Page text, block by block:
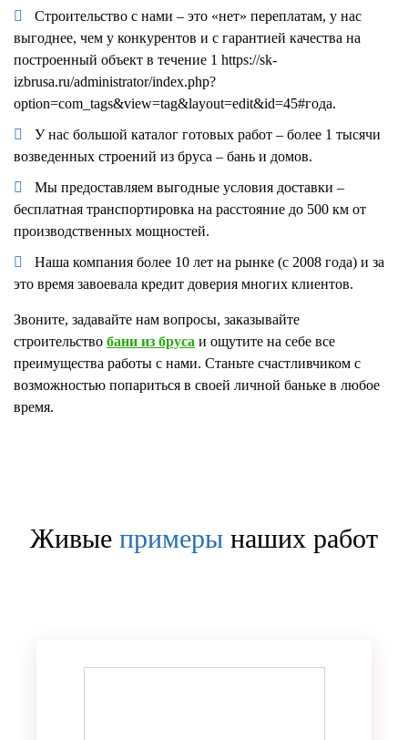
Строительство с нами – это «нет» переплатам, у нас
выгоднее, чем у конкурентов и с гарантией качества на
построенный объект в течение 1 https://sk-
izbrusa.ru/administrator/index.php?
option=com_tags&view=tag&layout=edit&id=45#года.
У нас большой каталог готовых работ – более 1 тысячи
возведенных строений из бруса – бань и домов.
Мы предоставляем выгодные условия доставки –
бесплатная транспортировка на расстояние до 500 км от
производственных мощностей.
Наша компания более 10 лет на рынке (с 2008 года) и за
это время завоевала кредит доверия многих клиентов.
Звоните, задавайте нам вопросы, заказывайте
строительство бани из бруса и ощутите на себе все
преимущества работы с нами. Станьте счастливчиком с
возможностью попариться в своей личной баньке в любое
время.
Живые примеры наших работ